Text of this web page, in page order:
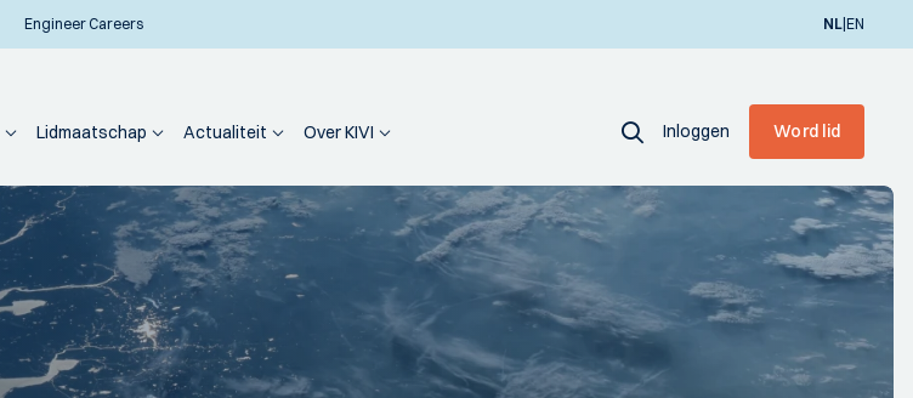
Engineer Careers NL|EN
Lidmaatschap Actualiteit Over KIVI Inloggen Word lid